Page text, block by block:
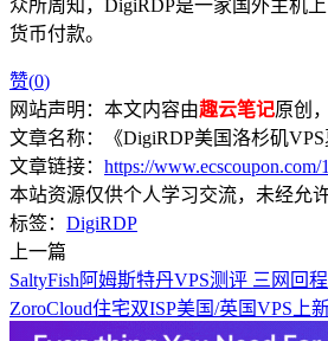
众所周知，DigiRDP是一家国外主机
货币付款。
赞(0)
网站声明：本文内容由趣云笔记原创
文章名称：《DigiRDP美国洛杉矶VPS
文章链接： https://www.ecscoupon.com/
本站资源仅供个人学习交流，未经允
标签： DigiRDP
上一篇
SaltyFish阿姆斯特丹VPS测评 三网回
ZoroCloud住宅双ISP美国/英国VPS上